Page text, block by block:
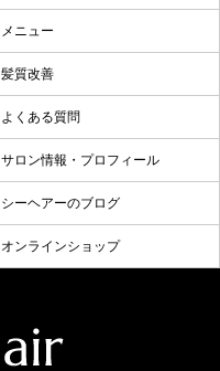
メニュー
髪質改善
よくある質問
サロン情報・プロフィール
シーヘアーのブログ
オンラインショップ